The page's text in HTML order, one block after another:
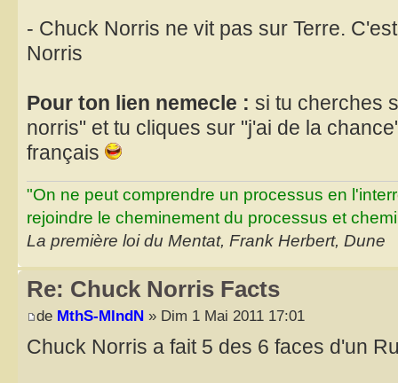
- Chuck Norris ne vit pas sur Terre.
Norris
Pour ton lien nemecle : si tu cherches
norris" et tu cliques sur "j'ai de la
français
"On ne peut comprendre un processus en
rejoindre le cheminement du processus et
La première loi du Mentat, Frank Herbert, Dune
Re: Chuck Norris Facts
de MthS-MlndN » Dim 1 Mai 2011 17:01
Chuck Norris a fait 5 des 6 faces d'un